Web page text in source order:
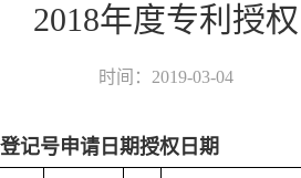
2018年度专利授权
时间：2019-03-04
记号申请日期授权日期